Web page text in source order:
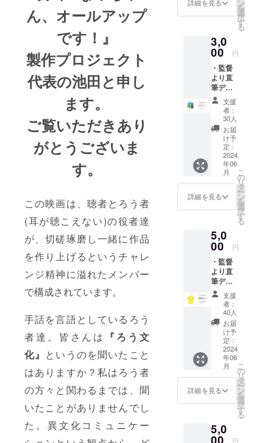
ん、オールアップ
です！』
製作プロジェクト
代表の池田と申し
ます。
ご覧いただきあり
がとうございま
す。
この映画は、聴者とろう者
(耳が聴こえない)の役者達
が、切磋琢磨し一緒に作品
を作り上げるというチャレ
ンジ精神に溢れたメンバー
で構成されています。
手話を言語としているろう
者達。皆さんは 『ろう文
化』 というのを聞いたこと
はありますか？私はろう者
の方々と関わるまでは、聞
いたことがありませんでし
た。異文化コミュニケー
ご支援いただけ
がとうございま
す。少しでも多
くご支援いただ
けますと嬉しい
詳細を見る ン
を
選
択
す
る
3,0
00 円
・監督
より直
筆デー
タ御礼
メール
・隠岐
島うち
わ（1
枚） ※
商品サ
イズ※
34.5cm
× 横
24.3cm
(持ち手
12.5cm
)
支援
者：
30人
お届
け予
定：
2024
年06
月
詳細を見る
こ
の
リ
タ
ー
ン
を
選
択
す
る
5,0
00 円
・監督
より直
筆デー
タ御礼
メール
・【監
督オリ
ジナル
デザイ
ン】
なっ
ちゃんT
シャツ
（1枚）
色は黄
色、
ミー
ル、イ
支援
者：
40人
お届
け予
定：
2024
年06
月
詳細を見る
こ
の
リ
タ
ー
ン
を
選
択
す
る
5,0
00 円